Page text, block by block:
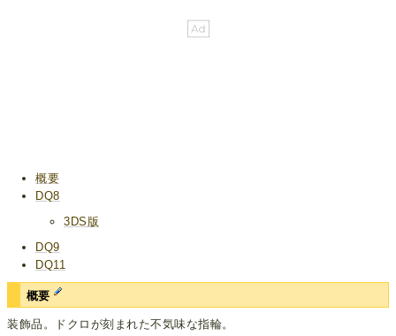
概要
DQ8
3DS版
DQ9
DQ11
概要
装飾品。ドクロが刻まれた不気味な指輪。